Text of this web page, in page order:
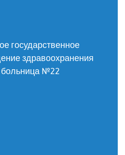
государственное
здравоохранения
больница №22